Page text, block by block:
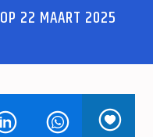
OP 22 MAART 2025